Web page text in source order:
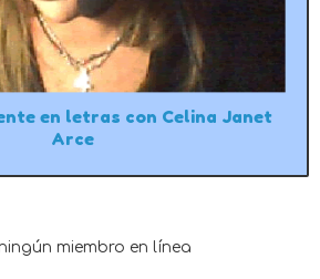
en letras con Celina Janet
Arce
miembro en línea